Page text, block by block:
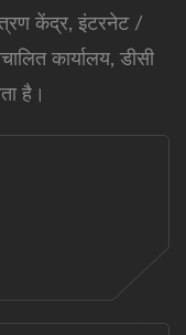
केंद्र, इंटरनेट /
कार्यालय, डीसी
है।